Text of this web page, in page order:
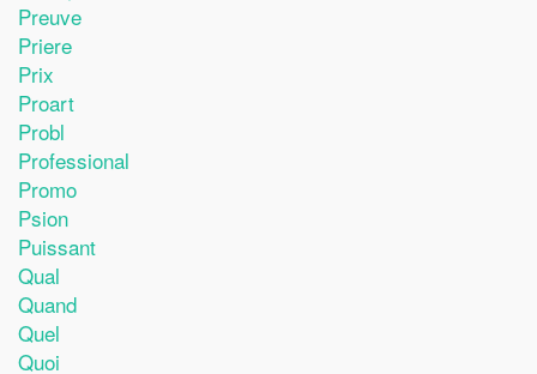
Preuve
Priere
Prix
Proart
Probl
Professional
Promo
Psion
Puissant
Qual
Quand
Quel
Quoi